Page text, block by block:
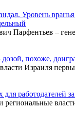
Уровень
Парфентьев –
похоже,
Израиля
работодателей
региональные